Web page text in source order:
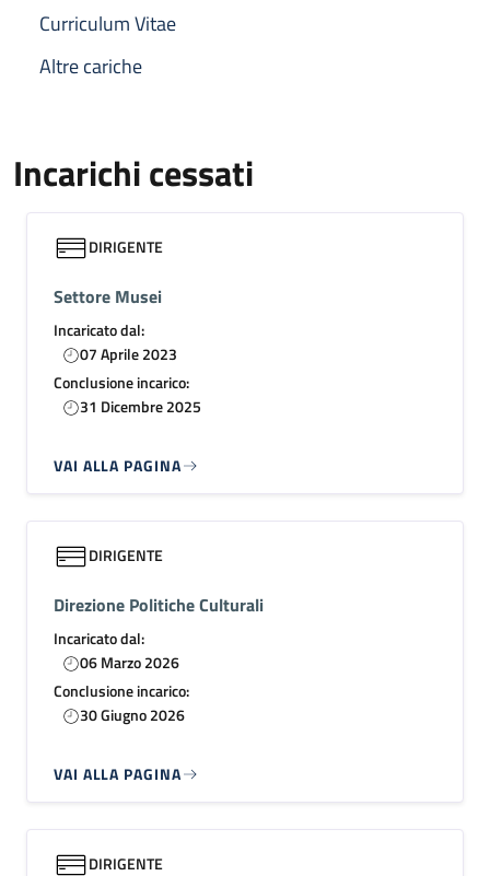
Curriculum Vitae
Altre cariche
Incarichi cessati
DIRIGENTE
Settore Musei
Incaricato dal:
07 Aprile 2023
Conclusione incarico:
31 Dicembre 2025
VAI ALLA PAGINA
DIRIGENTE
Direzione Politiche Culturali
Incaricato dal:
06 Marzo 2026
Conclusione incarico:
30 Giugno 2026
VAI ALLA PAGINA
DIRIGENTE